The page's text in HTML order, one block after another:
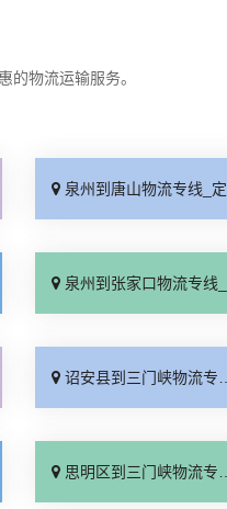
的物流运输服务。
泉州到唐山物流专线_定点发车「整车配货」
泉州到张家口物流专线_多少公里「多久时间」
诏安县到三门峡物流专线_计费标准「价格透明」
思明区到三门峡物流专线_需要几天「直达特快专线」